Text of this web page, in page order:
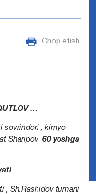
Chop etish
…
sovrindori , kimyo
Sharipov 60 yoshga
, Sh.Rashidov tumani